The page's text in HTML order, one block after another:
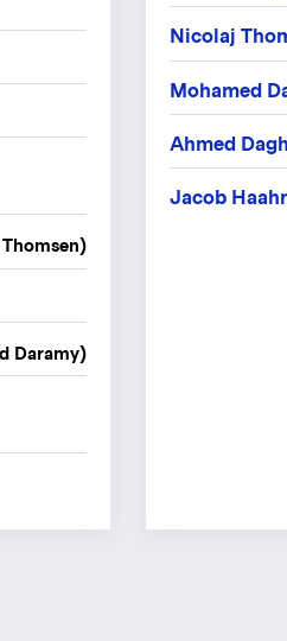
Daramy)
Nicolaj
Mohamed
Ahmed
Jacob Haahr